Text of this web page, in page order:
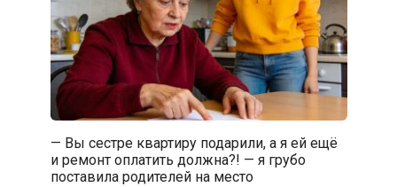
— Вы сестре квартиру подарили, а я ей ещё
и ремонт оплатить должна?! — я грубо
поставила родителей на место